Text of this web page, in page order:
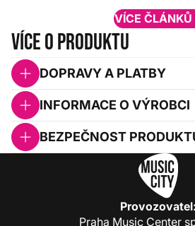
VÍCE ČLÁNKŮ
Více o produktu
DOPRAVY A PLATBY
INFORMACE O VÝROBCI
BEZPEČNOST
Provozovatel:
Praha Music Center